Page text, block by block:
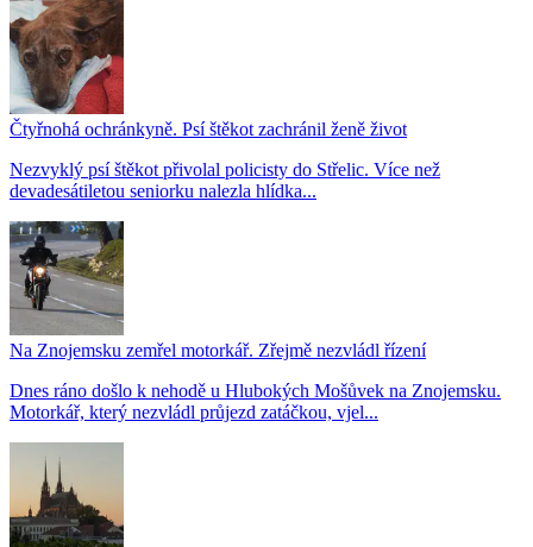
Čtyřnohá ochránkyně. Psí štěkot zachránil ženě život
Nezvyklý psí štěkot přivolal policisty do Střelic. Více než
devadesátiletou seniorku nalezla hlídka...
Na Znojemsku zemřel motorkář. Zřejmě nezvládl řízení
Dnes ráno došlo k nehodě u Hlubokých Mošůvek na Znojemsku.
Motorkář, který nezvládl průjezd zatáčkou, vjel...